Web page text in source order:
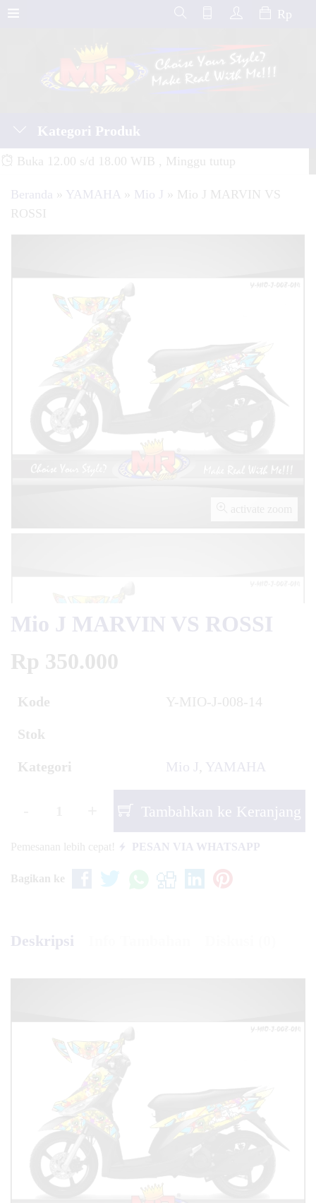
Rp
Kategori Produk
Buka 12.00 s/d 18.00 WIB , Minggu tutup
Beranda » YAMAHA » Mio J » Mio J MARVIN VS
ROSSI
Mio J MARVIN VS ROSSI
Rp 350.000
Kode Y-MIO-J-008-14
Stok
Kategori Mio J, YAMAHA
Tambahkan ke Keranjang
Pemesanan lebih cepat! PESAN VIA WHATSAPP
Bagikan ke
Deskripsi